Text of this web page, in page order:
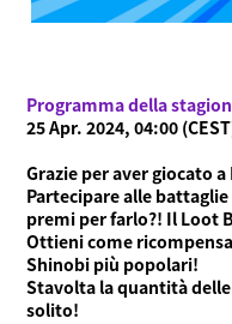
Programma della
25 Apr. 2024, 04:00
Grazie per aver giocato a
Partecipare alle
premi per farlo?! Il Loot
Ottieni come
Shinobi più popolari!
Stavolta la quantità
solito!